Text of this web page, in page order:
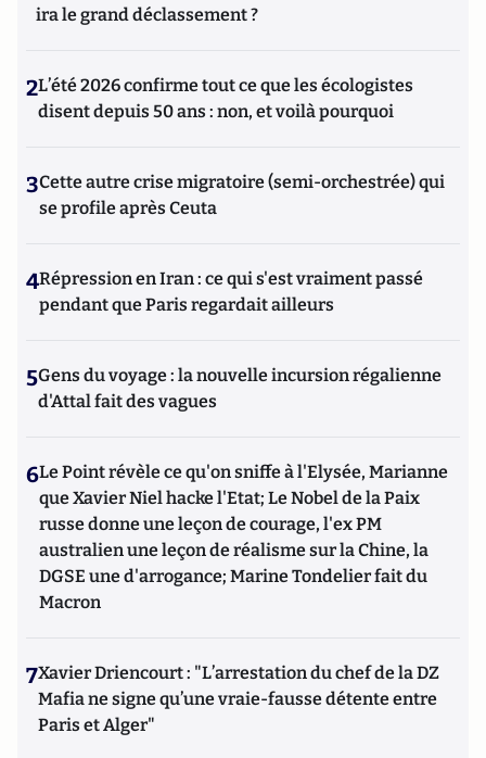
ira le grand déclassement ?
2L’été 2026 confirme tout ce que les écologistes
disent depuis 50 ans : non, et voilà pourquoi
3Cette autre crise migratoire (semi-orchestrée) qui
se profile après Ceuta
4Répression en Iran : ce qui s'est vraiment passé
pendant que Paris regardait ailleurs
5Gens du voyage : la nouvelle incursion régalienne
d'Attal fait des vagues
6Le Point révèle ce qu'on sniffe à l'Elysée, Marianne
que Xavier Niel hacke l'Etat; Le Nobel de la Paix
russe donne une leçon de courage, l'ex PM
australien une leçon de réalisme sur la Chine, la
DGSE une d'arrogance; Marine Tondelier fait du
Macron
7Xavier Driencourt : "L’arrestation du chef de la DZ
Mafia ne signe qu’une vraie-fausse détente entre
Paris et Alger"